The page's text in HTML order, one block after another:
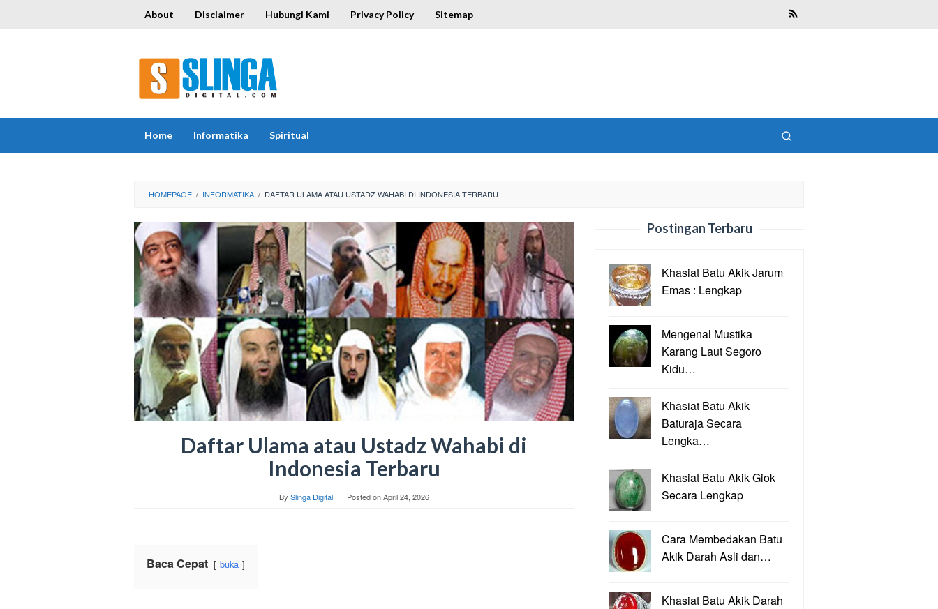
About Disclaimer Hubungi Kami Privacy Policy Sitemap
Home Informatika Spiritual
HOMEPAGE / INFORMATIKA / DAFTAR ULAMA ATAU USTADZ WAHABI DI INDONESIA TERBARU
Daftar Ulama atau Ustadz Wahabi di
Indonesia Terbaru
By Slinga Digital Posted onApril 24, 2026
Baca Cepat buka
Postingan Terbaru
Khasiat Batu Akik Jarum
Emas : Lengkap
Mengenal Mustika
Karang Laut Segoro
Kidu…
Khasiat Batu Akik
Baturaja Secara
Lengka…
Khasiat Batu Akik Giok
Secara Lengkap
Cara Membedakan Batu
Akik Darah Asli dan…
Khasiat Batu Akik Darah